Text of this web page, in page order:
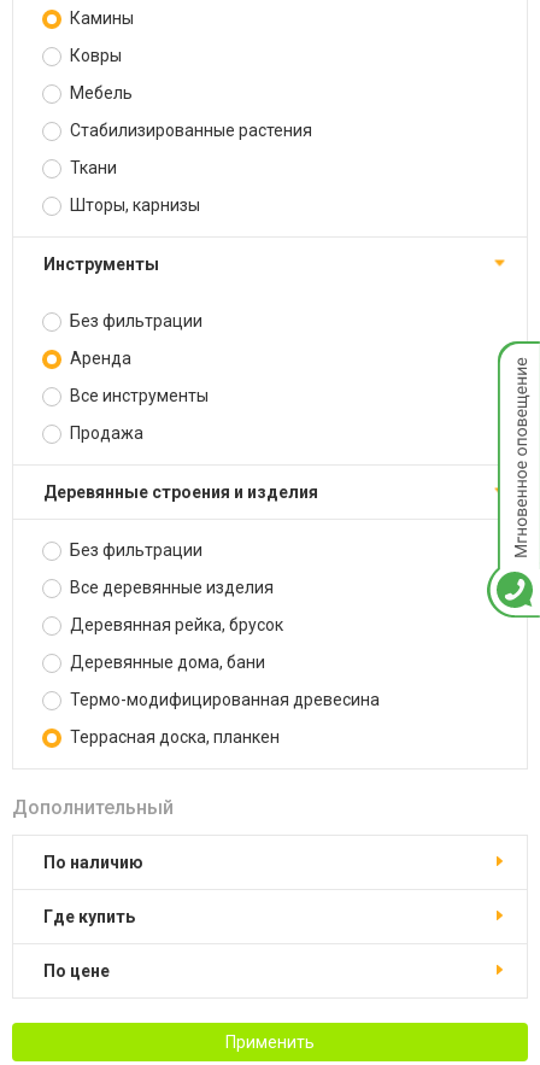
Камины
Ковры
Мебель
Стабилизированные растения
Ткани
Шторы, карнизы
Инструменты
Без фильтрации
Аренда
Все инструменты
Продажа
Деревянные строения и изделия
Без фильтрации
Все деревянные изделия
Деревянная рейка, брусок
Деревянные дома, бани
Термо-модифицированная древесина
Террасная доска, планкен
Дополнительный
По наличию
Где купить
По цене
Применить